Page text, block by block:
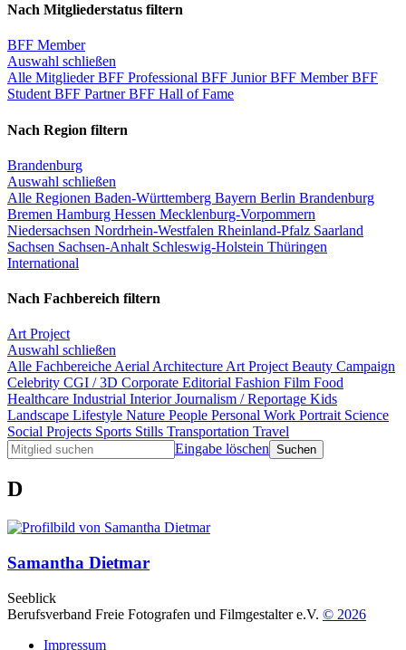
Nach Mitgliederstatus filtern
BFF Member
Auswahl schließen
Alle MitgliederBFF Professional BFF JuniorBFF MemberBFF
Student BFF PartnerBFF Hall of Fame
Nach Region filtern
Brandenburg
Auswahl schließen
Alle Regionen Baden-Württemberg Bayern Berlin Brandenburg
Bremen Hamburg Hessen Mecklenburg-Vorpommern
Niedersachsen Nordrhein-Westfalen Rheinland-Pfalz Saarland
Sachsen Sachsen-Anhalt Schleswig-Holstein Thüringen
International
Nach Fachbereich filtern
Art Project
Auswahl schließen
Alle Fachbereiche Aerial Architecture Art Project Beauty Campaign
Celebrity CGI / 3D Corporate Editorial Fashion Film Food
Healthcare Industrial InteriorJournalism / Reportage Kids
Landscape Lifestyle Nature People Personal Work Portrait Science
Social Projects Sports Stills Transportation Travel
Eingabe löschen
D
Samantha Dietmar
Seeblick
Berufsverband Freie Fotografen und Filmgestalter e.V. © 2026
Impressum